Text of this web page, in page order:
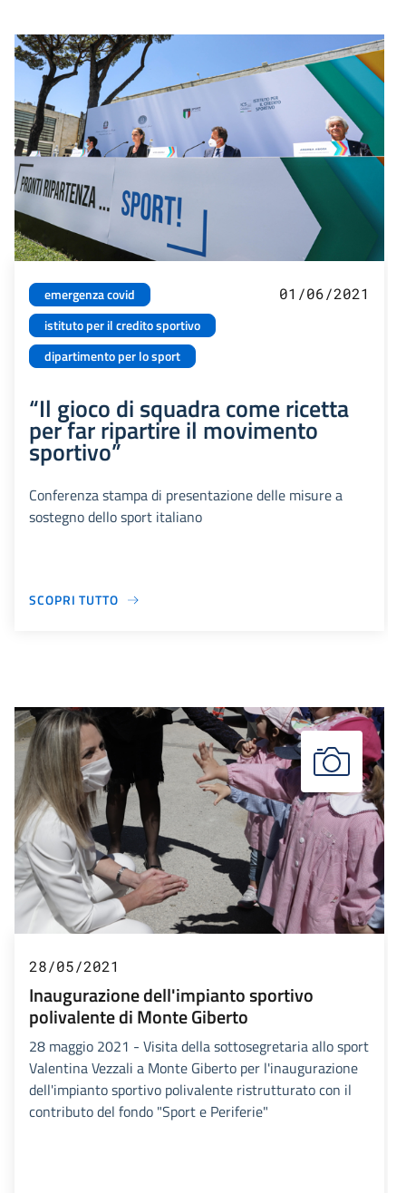
emergenza covid
istituto per il credito sportivo
dipartimento per lo sport
01/06/2021
“Il gioco di squadra come ricetta
per far ripartire il movimento
sportivo”
Conferenza stampa di presentazione delle misure a
sostegno dello sport italiano
SCOPRI TUTTO
28/05/2021
Inaugurazione dell'impianto sportivo
polivalente di Monte Giberto
28 maggio 2021 - Visita della sottosegretaria allo sport
Valentina Vezzali a Monte Giberto per l'inaugurazione
dell'impianto sportivo polivalente ristrutturato con il
contributo del fondo "Sport e Periferie"